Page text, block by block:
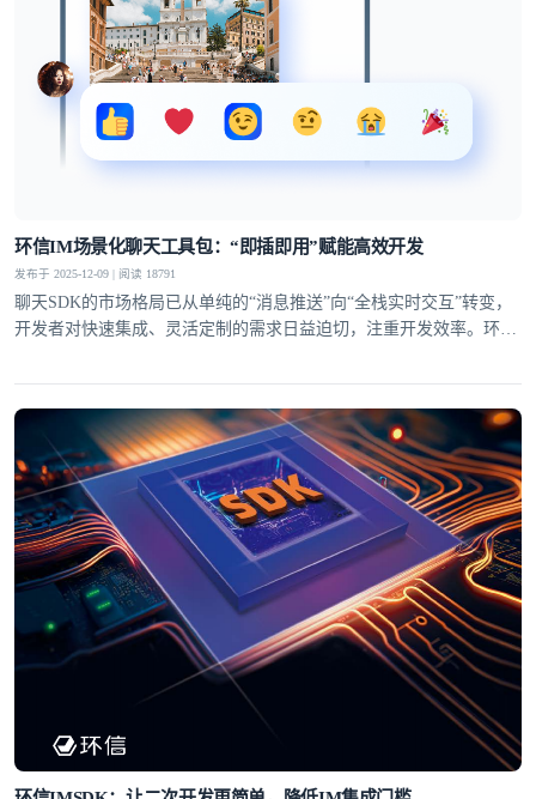
环信IM场景化聊天工具包：“即插即用”赋能高效开发
发布于 2025-12-09 | 阅读 18791
聊天SDK的市场格局已从单纯的“消息推送”向“全栈实时交互”转变，
开发者对快速集成、灵活定制的需求日益迫切，注重开发效率。环信
面覆盖，让开发者无需从零构建，轻松打造贴合业务的聊天场景。